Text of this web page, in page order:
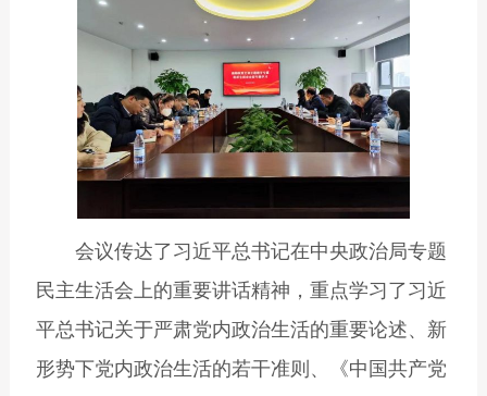
会议传达了习近平总书记在中央政治局专题
民主生活会上的重要讲话精神，重点学习了习近
平总书记关于严肃党内政治生活的重要论述、新
形势下党内政治生活的若干准则、《中国共产党